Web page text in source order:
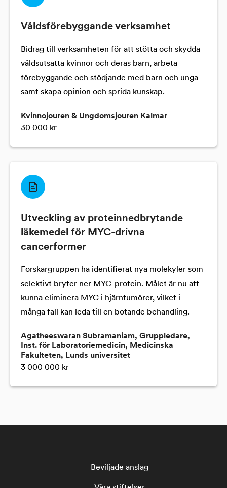
Våldsförebyggande verksamhet
Bidrag till verksamheten för att stötta och skydda
våldsutsatta kvinnor och deras barn, arbeta
förebyggande och stödjande med barn och unga
samt skapa opinion och sprida kunskap.
Kvinnojouren & Ungdomsjouren Kalmar
30 000 kr
Utveckling av proteinnedbrytande
läkemedel för MYC-drivna
cancerformer
Forskargruppen ha identifierat nya molekyler som
selektivt bryter ner MYC-protein. Målet är nu att
kunna eliminera MYC i hjärntumörer, vilket i
många fall kan leda till en botande behandling.
Agatheeswaran Subramaniam, Gruppledare,
Inst. för Laboratoriemedicin, Medicinska
Fakulteten, Lunds universitet
3 000 000 kr
Beviljade anslag